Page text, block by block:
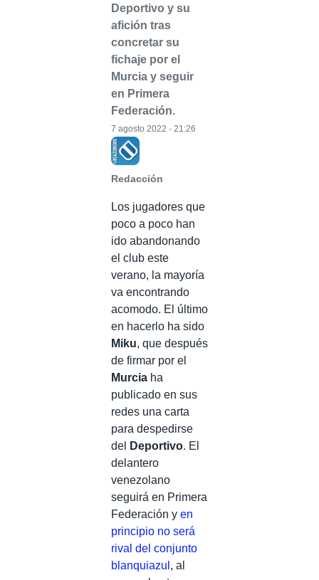
Deportivo y su
afición tras
concretar su
fichaje por el
Murcia y seguir
en Primera
Federación.
Redacción
7 agosto 2022 - 21:26
Los jugadores que
poco a poco han
ido abandonando
el club este
verano, la mayoría
va encontrando
acomodo. El último
en hacerlo ha sido
Miku, que después
de firmar por el
Murcia ha
publicado en sus
redes una carta
para despedirse
del
Deportivo. El
delantero
venezolano
seguirá en Primera
Federación y en
principio no será
rival del conjunto
blanquiazul , al